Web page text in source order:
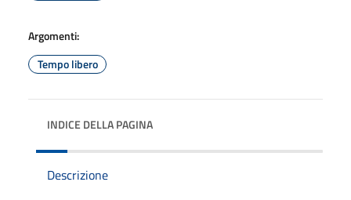
Argomenti:
Tempo libero
INDICE DELLA PAGINA
Descrizione